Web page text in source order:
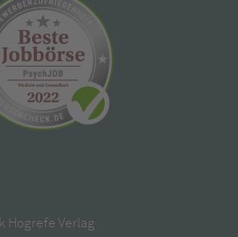
Hogrefe Verlag